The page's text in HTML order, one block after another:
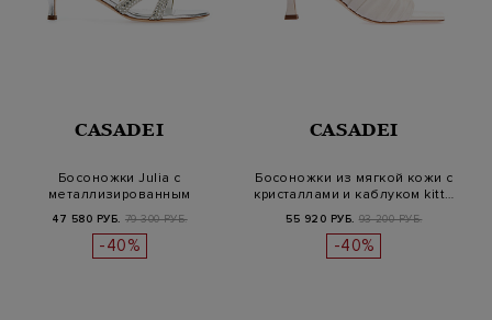
CASADEI
Босоножки Julia с
металлизированным
напылением и крист…
47 580 РУБ. 79 300 РУБ.
-40%
CASADEI
Босоножки из мягкой кожи с
кристаллами и каблуком kitt…
55 920 РУБ. 93 200 РУБ.
-40%